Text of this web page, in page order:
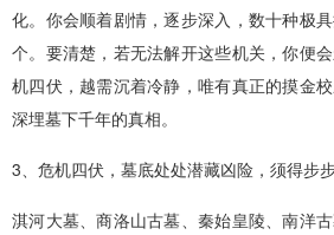
化。你会顺着剧情，逐步深入，数十种极
个。要清楚，若无法解开这些机关，你便
机四伏，越需沉着冷静，唯有真正的摸金
深埋墓下千年的真相。
3、危机四伏，墓底处处潜藏凶险，须得步步
淇河大墓、商洛山古墓、秦始皇陵、南洋